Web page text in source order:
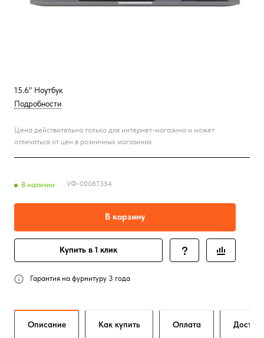
15.6" Ноутбук
Подробности
Цена действительна только для интернет-магазина и может
отличаться от цен в розничных магазинах
В наличии УФ-00087354
В корзину
Купить в 1 клик
Гарантия на фурнитуру 3 года
Описание Как купить Оплата